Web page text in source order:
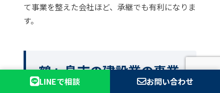
て事業を整えた会社ほど、承継でも有利になりま
す。
鶴ヶ島市の建設業の事業
LINEで相談 お問い合わせ